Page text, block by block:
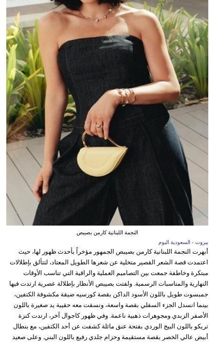
النجمة اللبنانية كارمن بصيبص
بيروت - السعودية اليوم
أبهرت النجمة اللبنانية كارمن بصيبص الجمهور مؤخراً بأحدث ظهور لها، حيث
اعتمدت قصة الشعر القصير متخلية عن شعرها الطويل المعتاد، لتتألق بإطلالات
مبتكرة وخاطفة جمعت بين التصاميم العملية والراقية التي تناسب الأوقات
النهارية والمناسبات الرسمية. ولفتت بصيبص الأنظار بإطلالة عصرية ارتدت فيها
جمبسوت طويل باللون الأسود الداكن بقصة كورسيه ضيقة مكشوفة الكتفين،
بينما انسدل الجزء السفلي بقصة واسعة، ونسقت معه حقيبة يد صغيرة باللون
الأصفر الزبدي ومجوهرات ذهبية ناعمة. وفي ظهور كاجوال آخر، ارتدت كنزة
تريكو باللون البيج الوردي بفتحة عنق مائلة كشفت عن أحد الكتفين، مع بنطال
أبيض عالي الخصر بقصة مستقيمة وحزام جلدي رفيع باللون البني. وعلى صعيد